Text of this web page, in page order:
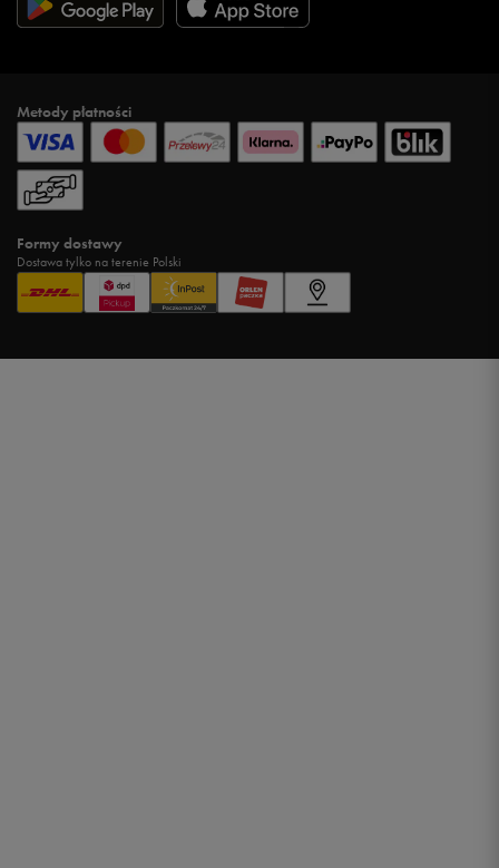
Metody płatności
Formy dostawy
Dostawa tylko na terenie Polski